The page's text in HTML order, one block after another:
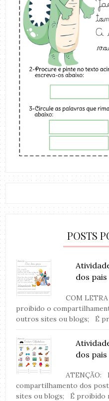
POSTS
dos pais
COM
proibido o
outros sites ou blogs; É
dos pais
ATENÇÃO:
compartilhamento dos
sites ou blogs; É proibido